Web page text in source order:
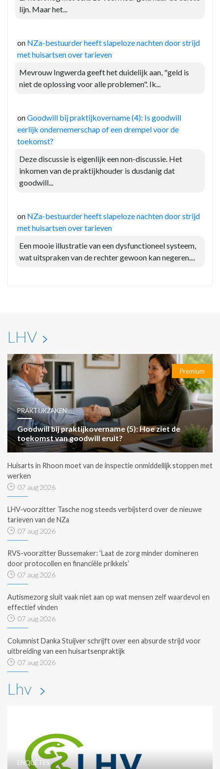
lijn. Maar het...
on NZa-bestuurder heeft slapeloze nachten door strijd
met huisartsen over tarieven
Mevrouw Ingwerda geeft het duidelijk aan, "geld is
niet de oplossing voor alle problemen". Ik...
onGoodwill bij praktijkovername (4): Is goodwill
eerlijk ondernemerschap of een drempel voor de
toekomst?
Deze discussie is eigenlijk een non-discussie. Het
inkomen van de praktijkhouder is dusdanig dat
goodwill...
on NZa-bestuurder heeft slapeloze nachten door strijd
met huisartsen over tarieven
Een mooie illustratie van een dysfunctioneel systeem,
wat uitspraken van de rechter gewoon kan negeren....
LHV
Premium
PRAKTIJKZAKEN
Goodwill bij praktijkovername (5): Hoe ziet de
toekomst van goodwill eruit?
Huisarts in Rhoon moet van de inspectie onmiddellijk stoppen met
werken
07 aug 2026
LHV-voorzitter Tasche nog steeds verbijsterd over de nieuwe
tarieven van de NZa
07 aug 2026
RVS-voorzitter Bussemaker: ‘Laat de zorg minder domineren
door protocollen en financiële prikkels’
07 aug 2026
Autismezorg sluit vaak niet aan op wat mensen zelf waardevol en
effectief vinden
07 aug 2026
Columnist Danka Stuijver schrijft over een absurde strijd voor
uitbreiding van een huisartsenpraktijk
07 aug 2026
Lhv
ENQUÊTES